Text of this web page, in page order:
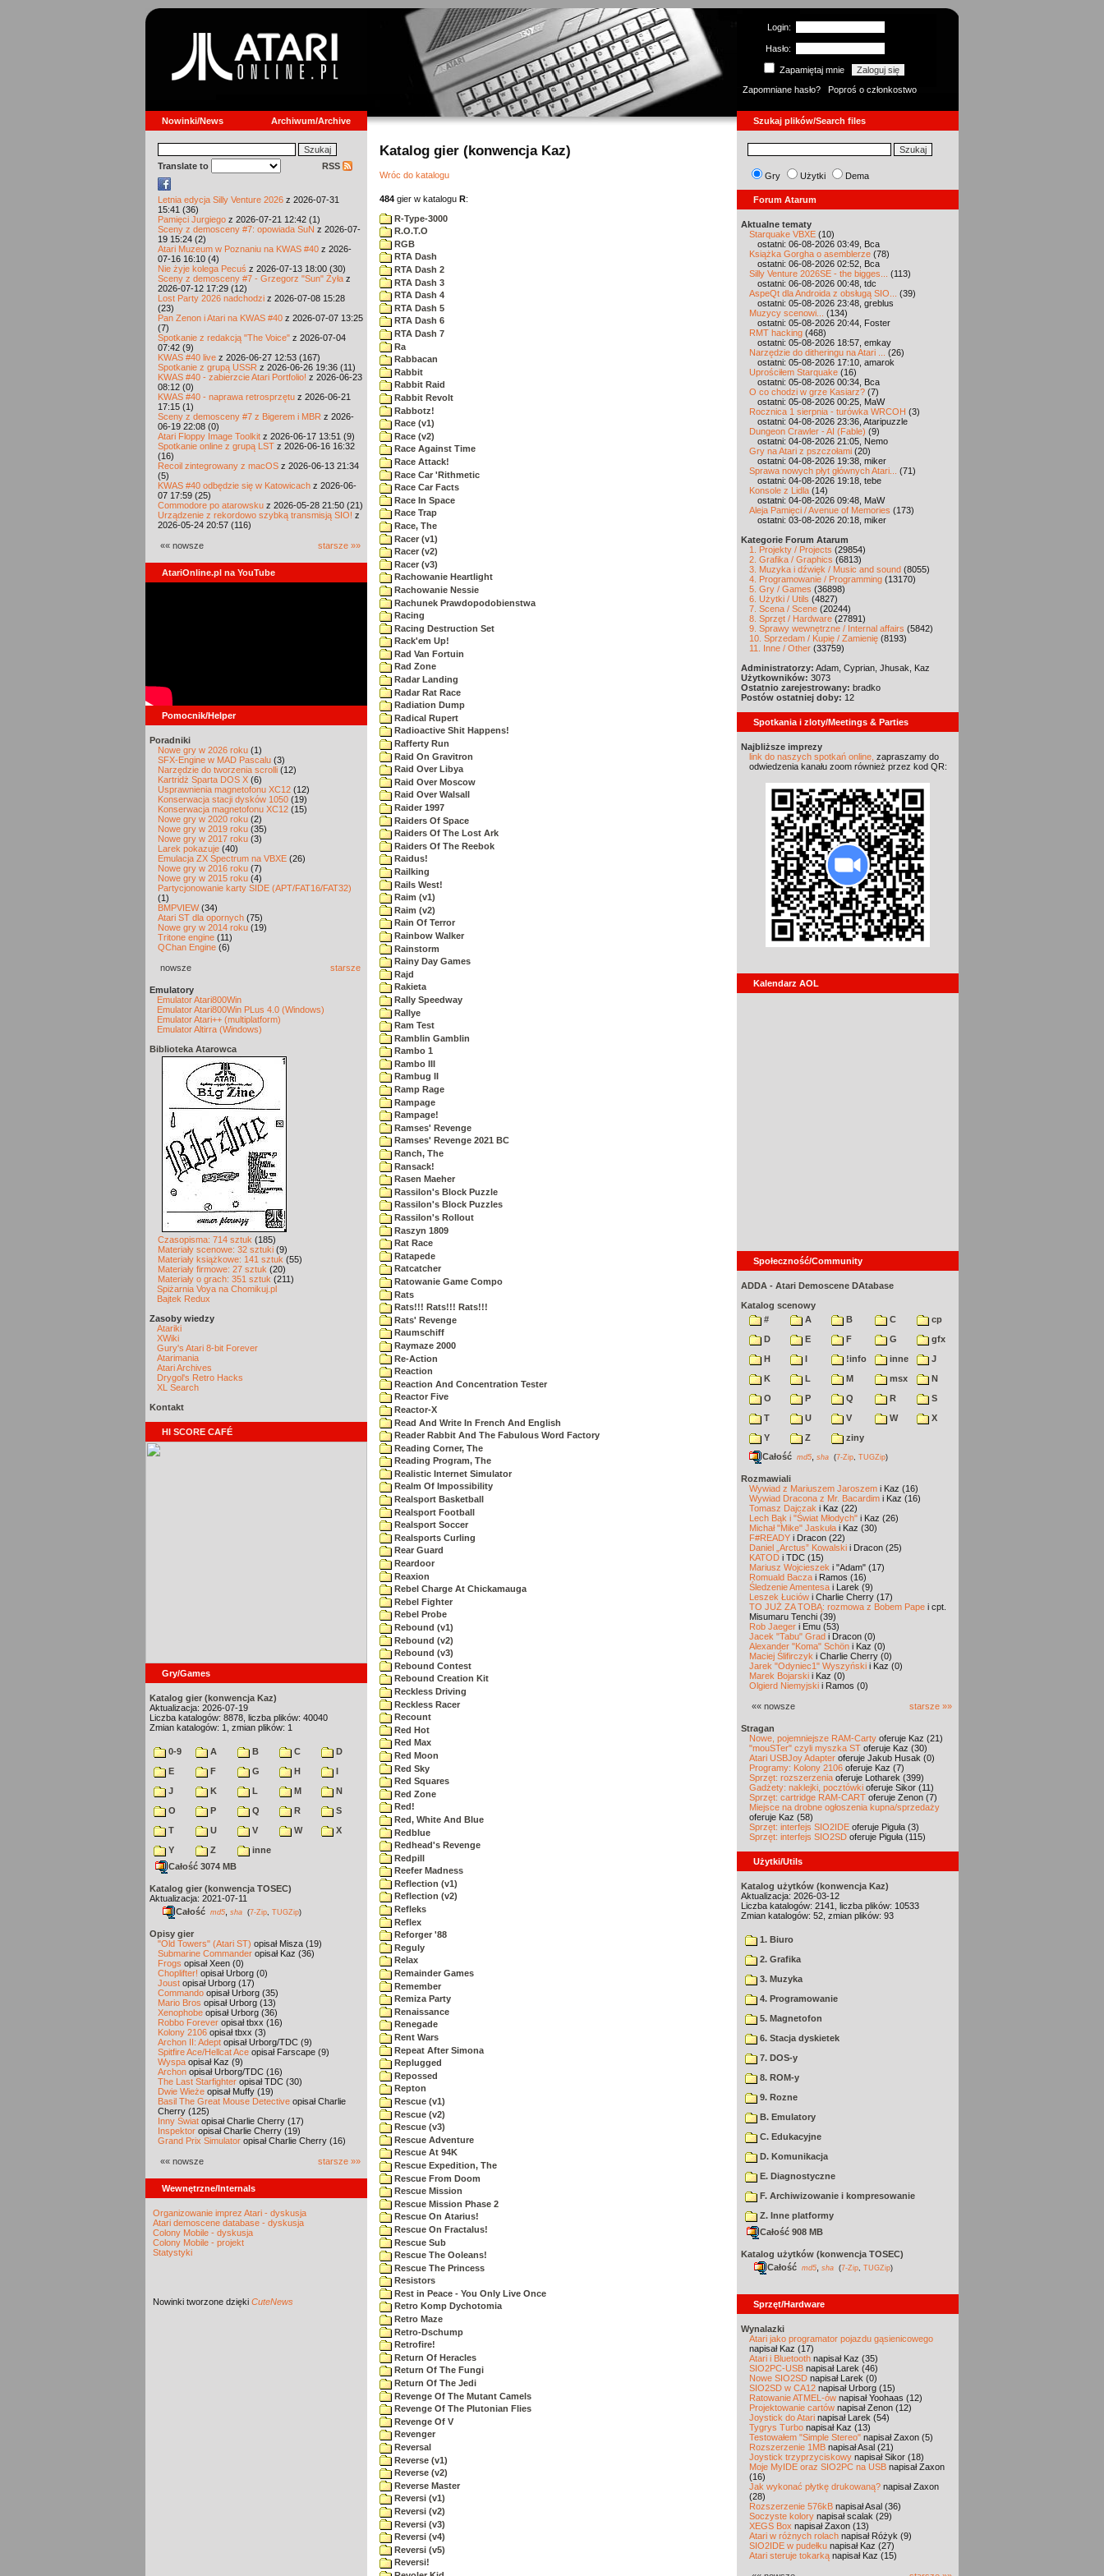
Login:
Hasło:
Zapamiętaj mnie
Zapomniane hasło?
Poproś o członkostwo
Nowinki/News Archiwum/Archive Szukaj plików/Search files
Translate to RSS
Letnia edycja Silly Venture 2026 z 2026-07-31
15:41 (36)
Pamięci Jurgiego z 2026-07-21 12:42 (1)
Sceny z demosceny #7: opowiada SuN z 2026-07-
19 15:24 (2)
Atari Muzeum w Poznaniu na KWAS #40 z 2026-
07-16 16:10 (4)
Nie żyje kolega Pecuś z 2026-07-13 18:00 (30)
Sceny z demosceny #7 - Grzegorz "Sun" Żyła z
2026-07-12 17:29 (12)
Lost Party 2026 nadchodzi z 2026-07-08 15:28
(23)
Pan Zenon i Atari na KWAS #40 z 2026-07-07 13:25
(7)
Spotkanie z redakcją "The Voice" z 2026-07-04
07:42 (9)
KWAS #40 live z 2026-06-27 12:53 (167)
Spotkanie z grupą USSR z 2026-06-26 19:36 (11)
KWAS #40 - zabierzcie Atari Portfolio! z 2026-06-23
08:12 (0)
KWAS #40 - naprawa retrosprzętu z 2026-06-21
17:15 (1)
Sceny z demosceny #7 z Bigerem i MBR z 2026-
06-19 22:08 (0)
Atari Floppy Image Toolkit z 2026-06-17 13:51 (9)
Spotkanie online z grupą LST z 2026-06-16 16:32
(16)
Recoil zintegrowany z macOS z 2026-06-13 21:34
(5)
KWAS #40 odbędzie się w Katowicach z 2026-06-
07 17:59 (25)
Commodore po atarowsku z 2026-05-28 21:50 (21)
Urządzenie z rekordowo szybką transmisją SIO! z
2026-05-24 20:57 (116)
«« nowsze starsze »»
AtariOnline.pl na YouTube
Pomocnik/Helper
Poradniki
Nowe gry w 2026 roku (1)
SFX-Engine w MAD Pascalu (3)
Narzędzie do tworzenia scrolli (12)
Kartridż Sparta DOS X (6)
Usprawnienia magnetofonu XC12 (12)
Konserwacja stacji dysków 1050 (19)
Konserwacja magnetofonu XC12 (15)
Nowe gry w 2020 roku (2)
Nowe gry w 2019 roku (35)
Nowe gry w 2017 roku (3)
Larek pokazuje (40)
Emulacja ZX Spectrum na VBXE (26)
Nowe gry w 2016 roku (7)
Nowe gry w 2015 roku (4)
Partycjonowanie karty SIDE (APT/FAT16/FAT32)
(1)
BMPVIEW(34)
Atari ST dla opornych (75)
Nowe gry w 2014 roku (19)
Tritone engine (11)
QChan Engine (6)
nowsze starsze
Emulatory
Emulator Atari800Win
Emulator Atari800Win PLus 4.0 (Windows)
Emulator Atari++ (multiplatform)
Emulator Altirra (Windows)
Biblioteka Atarowca
Czasopisma: 714 sztuk (185)
Materiały scenowe: 32 sztuki (9)
Materiały książkowe: 141 sztuk (55)
Materiały firmowe: 27 sztuk (20)
Materiały o grach: 351 sztuk (211)
Spiżarnia Voya na Chomikuj.pl
Bajtek Redux
Zasoby wiedzy
Atariki
XWiki
Gury's Atari 8-bit Forever
Atarimania
Atari Archives
Drygol's Retro Hacks
XL Search
Kontakt
HI SCORE CAFÉ
Gry/Games
Katalog gier (konwencja Kaz)
Aktualizacja: 2026-07-19
Liczba katalogów: 8878, liczba plików: 40040
Zmian katalogów: 1, zmian plików: 1
0-9 A B C
D
E
F G H
I
J
K L M
N
O
P Q R
S
T
U V W
X
Y
Z
inne
Całość 3074 MB
Katalog gier (konwencja TOSEC)
Aktualizacja: 2021-07-11
Całość md5 sha (7-Zip TUGZip)
Opisy gier
"Old Towers" (Atari ST) opisał Misza (19)
Submarine Commander opisał Kaz (36)
Frogs opisał Xeen (0)
Choplifter! opisał Urborg (0)
Joust opisał Urborg (17)
Commando opisał Urborg (35)
Mario Bros opisał Urborg (13)
Xenophobe opisał Urborg (36)
Robbo Forever opisał tbxx (16)
Kolony 2106 opisał tbxx (3)
Archon II: Adept opisał Urborg/TDC (9)
Spitfire Ace/Hellcat Ace opisał Farscape (9)
Wyspa opisał Kaz (9)
Archon opisał Urborg/TDC (16)
The Last Starfighter opisał TDC (30)
Dwie Wieże opisał Muffy (19)
Basil The Great Mouse Detective opisał Charlie
Cherry (125)
Inny Świat opisał Charlie Cherry (17)
Inspektor opisał Charlie Cherry (19)
Grand Prix Simulator opisał Charlie Cherry (16)
«« nowsze starsze »»
Wewnętrzne/Internals
Organizowanie imprez Atari - dyskusja
Atari demoscene database - dyskusja
Colony Mobile - dyskusja
Colony Mobile - projekt
Statystyki
Nowinki tworzone dzięki CuteNews
Katalog gier (konwencja Kaz)
Wróc do katalogu
484 gier w katalogu R:
R-Type-3000
R.O.T.O
RGB
RTA Dash
RTA Dash 2
RTA Dash 3
RTA Dash 4
RTA Dash 5
RTA Dash 6
RTA Dash 7
Ra
Rabbacan
Rabbit
Rabbit Raid
Rabbit Revolt
Rabbotz!
Race (v1)
Race (v2)
Race Against Time
Race Attack!
Race Car 'Rithmetic
Race Car Facts
Race In Space
Race Trap
Race, The
Racer (v1)
Racer (v2)
Racer (v3)
Rachowanie Heartlight
Rachowanie Nessie
Rachunek Prawdopodobienstwa
Racing
Racing Destruction Set
Rack'em Up!
Rad Van Fortuin
Rad Zone
Radar Landing
Radar Rat Race
Radiation Dump
Radical Rupert
Radioactive Shit Happens!
Rafferty Run
Raid On Gravitron
Raid Over Libya
Raid Over Moscow
Raid Over Walsall
Raider 1997
Raiders Of Space
Raiders Of The Lost Ark
Raiders Of The Reebok
Raidus!
Railking
Rails West!
Raim (v1)
Raim (v2)
Rain Of Terror
Rainbow Walker
Rainstorm
Rainy Day Games
Rajd
Rakieta
Rally Speedway
Rallye
Ram Test
Ramblin Gamblin
Rambo 1
Rambo III
Rambug II
Ramp Rage
Rampage
Rampage!
Ramses' Revenge
Ramses' Revenge 2021 BC
Ranch, The
Ransack!
Rasen Maeher
Rassilon's Block Puzzle
Rassilon's Block Puzzles
Rassilon's Rollout
Raszyn 1809
Rat Race
Ratapede
Ratcatcher
Ratowanie Game Compo
Rats
Rats!!! Rats!!! Rats!!!
Rats' Revenge
Raumschiff
Raymaze 2000
Re-Action
Reaction
Reaction And Concentration Tester
Reactor Five
Reactor-X
Read And Write In French And English
Reader Rabbit And The Fabulous Word Factory
Reading Corner, The
Reading Program, The
Realistic Internet Simulator
Realm Of Impossibility
Realsport Basketball
Realsport Football
Realsport Soccer
Realsports Curling
Rear Guard
Reardoor
Reaxion
Rebel Charge At Chickamauga
Rebel Fighter
Rebel Probe
Rebound (v1)
Rebound (v2)
Rebound (v3)
Rebound Contest
Rebound Creation Kit
Reckless Driving
Reckless Racer
Recount
Red Hot
Red Max
Red Moon
Red Sky
Red Squares
Red Zone
Red!
Red, White And Blue
Redblue
Redhead's Revenge
Redpill
Reefer Madness
Reflection (v1)
Reflection (v2)
Refleks
Reflex
Reforger '88
Reguly
Relax
Remainder Games
Remember
Remiza Party
Renaissance
Renegade
Rent Wars
Repeat After Simona
Replugged
Repossed
Repton
Rescue (v1)
Rescue (v2)
Rescue (v3)
Rescue Adventure
Rescue At 94K
Rescue Expedition, The
Rescue From Doom
Rescue Mission
Rescue Mission Phase 2
Rescue On Atarius!
Rescue On Fractalus!
Rescue Sub
Rescue The Ooleans!
Rescue The Princess
Resistors
Rest in Peace - You Only Live Once
Retro Komp Dychotomia
Retro Maze
Retro-Dschump
Retrofire!
Return Of Heracles
Return Of The Fungi
Return Of The Jedi
Revenge Of The Mutant Camels
Revenge Of The Plutonian Flies
Revenge Of V
Revenger
Reversal
Reverse (v1)
Reverse (v2)
Reverse Master
Reversi (v1)
Reversi (v2)
Reversi (v3)
Reversi (v4)
Reversi (v5)
Reversi!
Gry Użytki Dema
Forum Atarum
Aktualne tematy
Starquake VBXE (10)
ostatni: 06-08-2026 03:49, Bca
Książka Gorgha o asemblerze (78)
ostatni: 06-08-2026 02:52, Bca
Silly Venture 2026SE - the bigges...
(113)
ostatni: 06-08-2026 00:48, tdc
AspeQt dla Androida z obsługą SIO...
(39)
ostatni: 05-08-2026 23:48, greblus
Muzycy scenowi...
(134)
ostatni: 05-08-2026 20:44, Foster
RMT hacking (468)
ostatni: 05-08-2026 18:57, emkay
Narzędzie do ditheringu na Atari ...
(26)
ostatni: 05-08-2026 17:10, amarok
Uprościłem Starquake (16)
ostatni: 05-08-2026 00:34, Bca
O co chodzi w grze Kasiarz? (7)
ostatni: 05-08-2026 00:25, MaW
Rocznica 1 sierpnia - turówka WRCOH (3)
ostatni: 04-08-2026 23:36, Ataripuzzle
Dungeon Crawler - AI (Fable) (9)
ostatni: 04-08-2026 21:05, Nemo
Gry na Atari z pszczołami (20)
ostatni: 04-08-2026 19:38, miker
Sprawa nowych płyt głównych Atari...
(71)
ostatni: 04-08-2026 19:18, tebe
Konsole z Lidla (14)
ostatni: 04-08-2026 09:48, MaW
Aleja Pamięci / Avenue of Memories (173)
ostatni: 03-08-2026 20:18, miker
Kategorie Forum Atarum
1. Projekty / Projects (29854)
2. Grafika / Graphics (6813)
3. Muzyka i dźwięk / Music and sound (8055)
4. Programowanie / Programming (13170)
5. Gry / Games (36898)
6. Użytki / Utils (4827)
7. Scena / Scene (20244)
8. Sprzęt / Hardware (27891)
9. Sprawy wewnętrzne / Internal affairs (5842)
10. Sprzedam / Kupię / Zamienię (8193)
11. Inne / Other (33759)
Administratorzy: Adam, Cyprian, Jhusak, Kaz
Użytkowników: 3073
Ostatnio zarejestrowany: bradko
Postów ostatniej doby: 12
Spotkania i zloty/Meetings & Parties
Najbliższe imprezy
link do naszych spotkań online, zapraszamy do
odwiedzenia kanału zoom również przez kod QR:
Kalendarz AOL
Społeczność/Community
ADDA - Atari Demoscene DAtabase
Katalog scenowy
#
A B C
cp
D
E F G
gfx
H
I !info inne
J
K
L M msx
N
O
P Q R
S
T
U V W
X
Y
Z
ziny
Całość md5 sha (7-Zip TUGZip)
Rozmawiali
Wywiad z Mariuszem Jaroszem i Kaz (16)
Wywiad Dracona z Mr. Bacardim i Kaz (16)
Tomasz Dajczak i Kaz (22)
Lech Bąk i "Świat Młodych" i Kaz (26)
Michał "Mike" Jaskuła i Kaz (30)
F#READY i Dracon (22)
Daniel „Arctus” Kowalski i Dracon (25)
KATOD i TDC (15)
Mariusz Wojcieszek i "Adam" (17)
Romuald Bacza i Ramos (16)
Śledzenie Amentesa i Larek (9)
Leszek Łuciów i Charlie Cherry (17)
TO JUŻ ZA TOBĄ: rozmowa z Bobem Pape i cpt.
Misumaru Tenchi (39)
Rob Jaeger i Emu (53)
Jacek "Tabu" Grad i Dracon (0)
Alexander "Koma" Schön i Kaz (0)
Maciej Ślifirczyk i Charlie Cherry (0)
Jarek "Odyniec1" Wyszyński i Kaz (0)
Marek Bojarski i Kaz (0)
Olgierd Niemyjski i Ramos (0)
«« nowsze starsze »»
Stragan
Nowe, pojemniejsze RAM-Carty oferuje Kaz (21)
"mouSTer" czyli myszka ST oferuje Kaz (30)
Atari USBJoy Adapter oferuje Jakub Husak (0)
Programy: Kolony 2106 oferuje Kaz (7)
Sprzęt: rozszerzenia oferuje Lotharek (399)
Gadżety: naklejki, pocztówki oferuje Sikor (11)
Sprzęt: cartridge RAM-CART oferuje Zenon (7)
Miejsce na drobne ogłoszenia kupna/sprzedaży
oferuje Kaz (58)
Sprzęt: interfejs SIO2IDE oferuje Piguła (3)
Sprzęt: interfejs SIO2SD oferuje Piguła (115)
Użytki/Utils
Katalog użytków (konwencja Kaz)
Aktualizacja: 2026-03-12
Liczba katalogów: 2141, liczba plików: 10533
Zmian katalogów: 52, zmian plików: 93
1. Biuro
2. Grafika
3. Muzyka
4. Programowanie
5. Magnetofon
6. Stacja dyskietek
7. DOS-y
8. ROM-y
9. Rozne
B. Emulatory
C. Edukacyjne
D. Komunikacja
E. Diagnostyczne
F. Archiwizowanie i kompresowanie
Z. Inne platformy
Całość 908 MB
Katalog użytków (konwencja TOSEC)
Całość md5 sha (7-Zip TUGZip)
Sprzęt/Hardware
Wynalazki
Atari jako programator pojazdu gąsienicowego
napisał Kaz (17)
Atari i Bluetooth napisał Kaz (35)
SIO2PC-USB napisał Larek (46)
Nowe SIO2SD napisał Larek (0)
SIO2SD w CA12 napisał Urborg (15)
Ratowanie ATMEL-ów napisał Yoohaas (12)
Projektowanie cartów napisał Zenon (12)
Joystick do Atari napisał Larek (54)
Tygrys Turbo napisał Kaz (13)
Testowałem "Simple Stereo" napisał Zaxon (5)
Rozszerzenie 1MB napisał Asal (21)
Joystick trzyprzyciskowy napisał Sikor (18)
Moje MyIDE oraz SIO2PC na USB napisał Zaxon
(16)
Jak wykonać płytkę drukowaną? napisał Zaxon
(28)
Rozszerzenie 576kB napisał Asal (36)
Soczyste kolory napisał scalak (29)
XEGS Box napisał Zaxon (13)
Atari w różnych rolach napisał Różyk (9)
SIO2IDE w pudełku napisał Kaz (27)
Atari steruje tokarką napisał Kaz (15)